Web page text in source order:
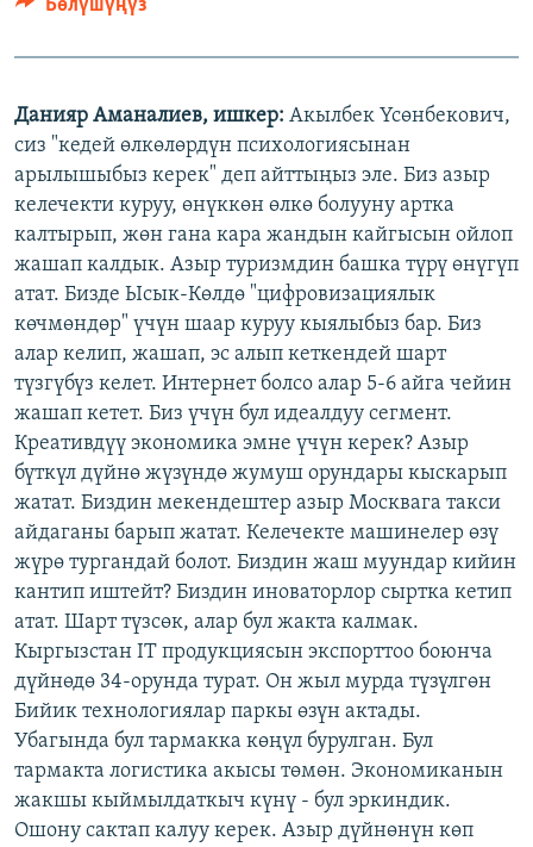
Бөлүшүңүз
Данияр Аманалиев, ишкер: Акылбек Үсөнбекович,
сиз "кедей өлкөлөрдүн психологиясынан
арылышыбыз керек" деп айттыңыз эле. Биз азыр
келечекти куруу, өнүккөн өлкө болууну артка
калтырып, жөн гана кара жандын кайгысын ойлоп
жашап калдык. Азыр туризмдин башка түрү өнүгүп
атат. Бизде Ысык-Көлдө "цифровизациялык
көчмөндөр" үчүн шаар куруу кыялыбыз бар. Биз
алар келип, жашап, эс алып кеткендей шарт
түзгүбүз келет. Интернет болсо алар 5-6 айга чейин
жашап кетет. Биз үчүн бул идеалдуу сегмент.
Креативдүү экономика эмне үчүн керек? Азыр
бүткүл дүйнө жүзүндө жумуш орундары кыскарып
жатат. Биздин мекендештер азыр Москвага такси
айдаганы барып жатат. Келечекте машинелер өзү
жүрө тургандай болот. Биздин жаш муундар кийин
кантип иштейт? Биздин иноваторлор сыртка кетип
атат. Шарт түзсөк, алар бул жакта калмак.
Кыргызстан IT продукциясын экспорттоо боюнча
дүйнөдө 34-орунда турат. Он жыл мурда түзүлгөн
Бийик технологиялар паркы өзүн актады.
Убагында бул тармакка көңүл бурулган. Бул
тармакта логистика акысы төмөн. Экономиканын
жакшы кыймылдаткыч күнү - бул эркиндик.
Ошону сактап калуу керек. Азыр дүйнөнүн көп